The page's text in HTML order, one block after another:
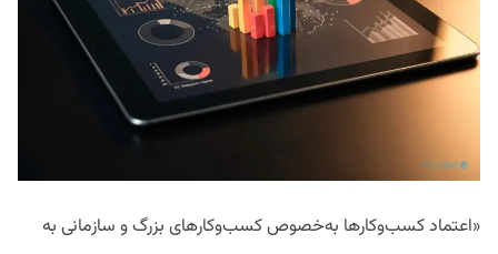
«اعتماد کسب‌و‌کارها به‌خصوص کسب‌و‌کارهای بزرگ و سازمانی به